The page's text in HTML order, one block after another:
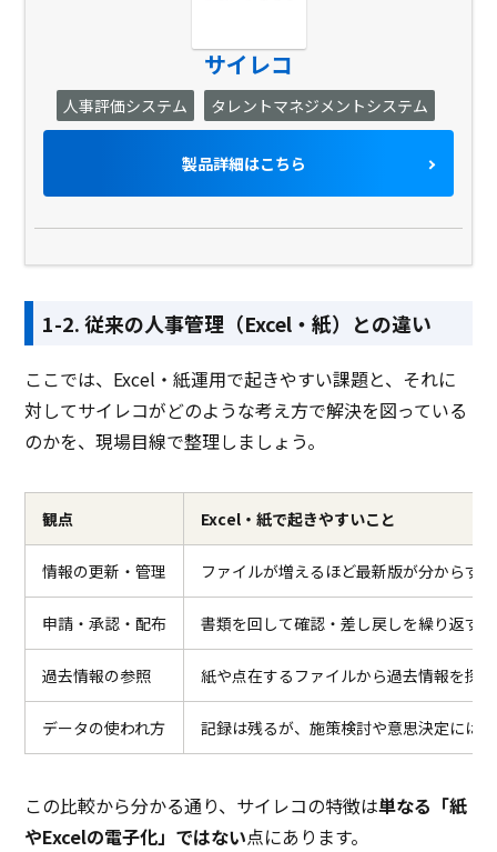
サイレコ
人事評価システム タレントマネジメントシステム
製品詳細はこちら
1-2. 従来の人事管理（Excel・紙）との違い
ここでは、Excel・紙運用で起きやすい課題と、それに
対してサイレコがどのような考え方で解決を図っている
のかを、現場目線で整理しましょう。
観点 Excel・紙で起きやすいこと
情報の更新・管理 ファイルが増えるほど最新版が分からず
申請・承認・配布 書類を回して確認・差し戻しを繰り返す
過去情報の参照 紙や点在するファイルから過去情報を探
データの使われ方 記録は残るが、施策検討や意思決定には
この比較から分かる通り、サイレコの特徴は単なる「紙
やExcelの電子化」ではない点にあります。